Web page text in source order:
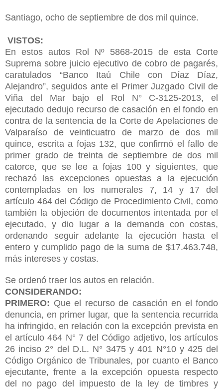
Santiago, ocho de septiembre de dos mil quince.
VISTOS:
En estos autos Rol Nº 5868-2015 de esta Corte
Suprema sobre juicio ejecutivo de cobro de pagarés,
caratulados “Banco Itaú Chile con Díaz Díaz,
Alejandro”, seguidos ante el Primer Juzgado Civil de
Viña del Mar bajo el Rol N° C-3125-2013, el
ejecutado dedujo recurso de casación en el fondo en
contra de la sentencia de la Corte de Apelaciones de
Valparaíso de veinticuatro de marzo de dos mil
quince, escrita a fojas 132, que confirmó el fallo de
primer grado de treinta de septiembre de dos mil
catorce, que se lee a fojas 100 y siguientes, que
rechazó las excepciones opuestas a la ejecución
contempladas en los numerales 7, 14 y 17 del
artículo 464 del Código de Procedimiento Civil, como
también la objeción de documentos intentada por el
ejecutado, y dio lugar a la demanda con costas,
ordenando seguir adelante la ejecución hasta el
entero y cumplido pago de la suma de $17.463.748,
más intereses y costas.
Se ordenó traer los autos en relación.
CONSIDERANDO:
PRIMERO: Que el recurso de casación en el fondo
denuncia, en primer lugar, que la sentencia recurrida
ha infringido, en relación con la excepción prevista en
el artículo 464 N° 7 del Código adjetivo, los artículos
26 inciso 2° del D.L. N° 3475 y 401 N°10 y 425 del
Código Orgánico de Tribunales, por cuanto el Banco
ejecutante, frente a la excepción opuesta respecto
del no pago del impuesto de la ley de timbres y